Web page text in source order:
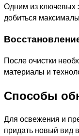
Одним из ключевых
добиться
После очистки
материалы и
Способы
Для освежения и
придать новый вид